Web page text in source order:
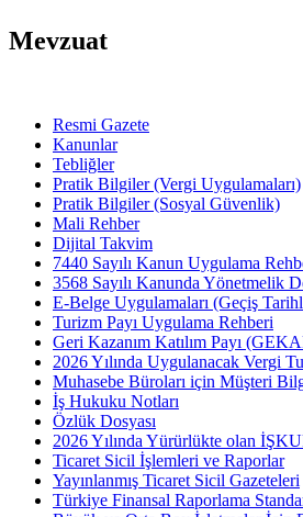
Mevzuat
Resmi Gazete
Kanunlar
Tebliğler
Pratik Bilgiler (Vergi Uygulamaları)
Pratik Bilgiler (Sosyal Güvenlik)
Mali Rehber
Dijital Takvim
7440 Sayılı Kanun Uygulama
3568 Sayılı Kanunda Yönetmelik
E-Belge Uygulamaları (Geçiş
Turizm Payı Uygulama Rehberi
Geri Kazanım Katılım Payı
2026 Yılında Uygulanacak Vergi
Muhasebe Büroları için Müşteri
İş Hukuku Notları
Özlük Dosyası
2026 Yılında Yürürlükte olan
Ticaret Sicil İşlemleri ve Raporlar
Yayınlanmış Ticaret Sicil Gazeteleri
Türkiye Finansal Raporlama